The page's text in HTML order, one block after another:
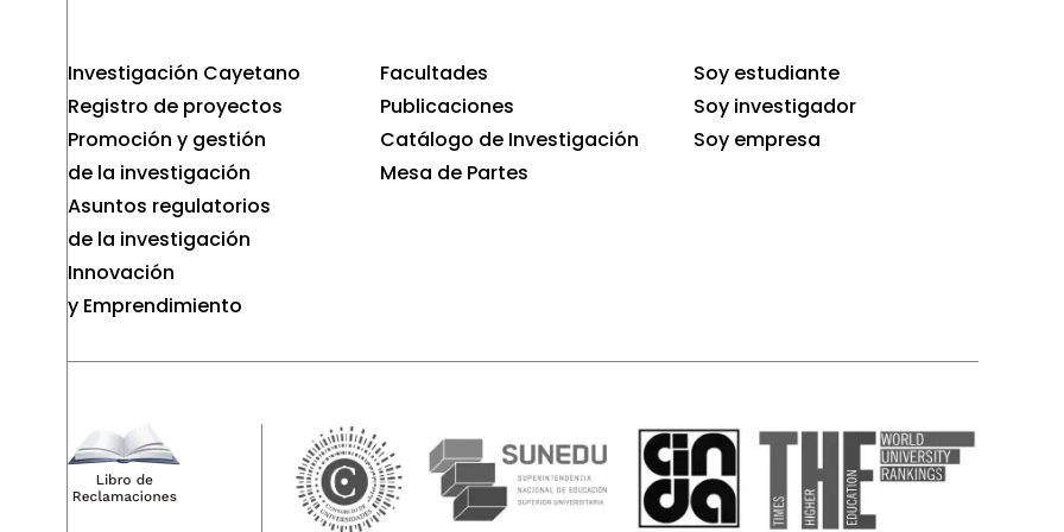
Investigación Cayetano
Registro de proyectos
Promoción y gestión
de la investigación
Asuntos regulatorios
de la investigación
Innovación
y Emprendimiento
Facultades
Publicaciones
Catálogo de Investigación
Mesa de Partes
Soy estudiante
Soy investigador
Soy empresa